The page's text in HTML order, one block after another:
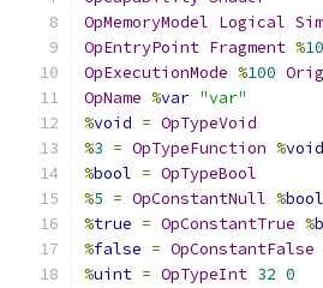
OpMemoryModel Logical
OpEntryPoint Fragment %
OpExecutionMode %100
OpName %var "var"
%void = OpTypeVoid
%3 = OpTypeFunction %void
%bool = OpTypeBool
%5 = OpConstantNull %bool
%true = OpConstantTrue %
%false = OpConstantFalse
%uint = OpTypeInt 32 0